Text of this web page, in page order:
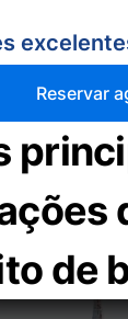
Reservar
de